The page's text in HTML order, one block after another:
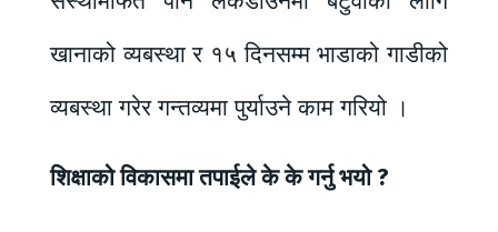
खानाको व्यबस्था र १५ दिनसम्म भाडाको गाडीको
व्यबस्था गरेर गन्तव्यमा पुर्याउने काम गरियो ।
शिक्षाको विकासमा तपाईले के के गर्नु भयो ?